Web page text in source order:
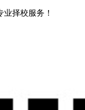
择校服务！